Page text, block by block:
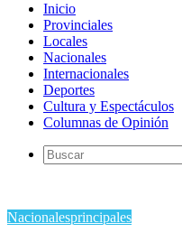
Inicio
Provinciales
Locales
Nacionales
Internacionales
Deportes
Cultura y Espectáculos
Columnas de Opinión
Nacionalesprincipales